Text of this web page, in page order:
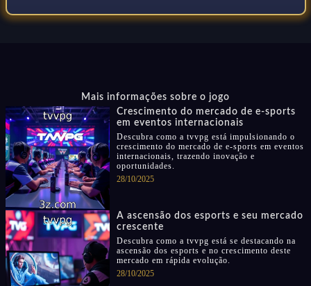
Mais informações sobre o jogo
Crescimento do mercado de e-sports
em eventos internacionais
Descubra como a tvvpg está impulsionando o
crescimento do mercado de e-sports em eventos
internacionais, trazendo inovação e
oportunidades.
28/10/2025
A ascensão dos esports e seu mercado
crescente
Descubra como a tvvpg está se destacando na
ascensão dos esports e no crescimento deste
mercado em rápida evolução.
28/10/2025